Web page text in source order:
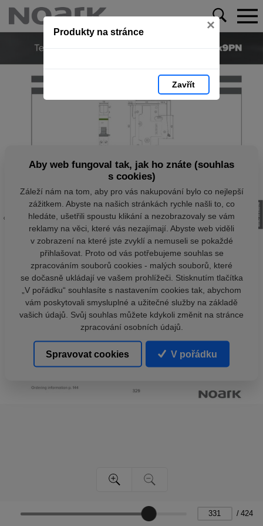
Produkty na stránce ×
Zavřít
/ 424
Aby web fungoval tak, jak ho znáte (souhlas
s cookies)
Záleží nám na tom, aby pro vás nakupování bylo co nejlepší
zážitkem. Abyste na našich stránkách rychle našli to, co
hledáte, ušetřili spoustu klikání a nezobrazovaly se vám
reklamy na věci, které vás nezajímají. Abyste web viděli
v zobrazení na které jste zvyklí a nemuseli se pokaždé
přihlašovat. Proto od vás potřebujeme souhlas se
zpracováním souborů cookies - malých souborů, které
se dočasně ukládají ve vašem prohlížeči. Stisknutím tlačítka
„V pořádku“ souhlasíte s nastavením cookies tak, abychom
vám poskytovali smysluplné a užitečné služby na základě
vašich údajů. Svůj souhlas můžete kdykoli změnit na stránce
zpracování osobních údajů.
Spravovat cookies V pořádku